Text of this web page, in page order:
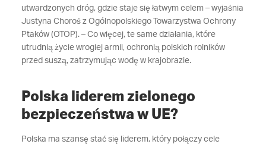
utwardzonych dróg, gdzie staje się łatwym celem – wyjaśnia
Justyna Choroś z Ogólnopolskiego Towarzystwa Ochrony
Ptaków (OTOP). – Co więcej, te same działania, które
utrudnią życie wrogiej armii, ochronią polskich rolników
przed suszą, zatrzymując wodę w krajobrazie.
Polska liderem zielonego
bezpieczeństwa w UE?
Polska ma szansę stać się liderem, który połączy cele